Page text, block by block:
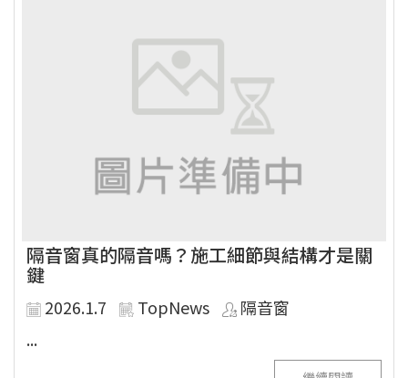
隔音窗真的隔音嗎？施工細節與結構才是關
鍵
2026.1.7 TopNews
隔音窗
...